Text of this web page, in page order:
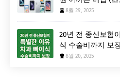
8월 29, 2025
20년 전 종신보험
식 수술비까지 보
8월 20, 2025